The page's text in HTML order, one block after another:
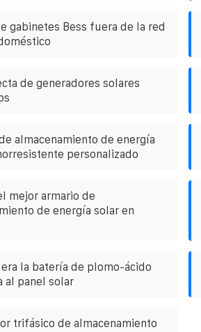
gabinetes Bess fuera de la red
de generadores solares
almacenamiento de energía
personalizado
mejor armario de
de energía solar en
la batería de plomo-ácido
al panel solar
trifásico de almacenamiento